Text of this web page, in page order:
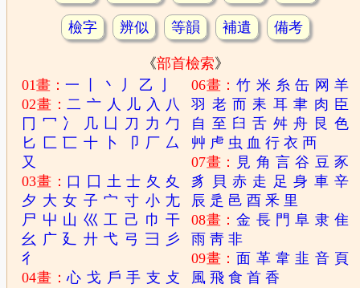
檢字 辨似 等韻 補遺 備考
《部首檢索》
01畫：一 丶 丿 乙
02畫：二 亠 人 儿 入 八
冂 冖 冫 几 凵 刀 力 勹
匕 匚 匸 十 卜 卩 厂 厶
又
03畫： 口 囗 土 士 夂 夊
夕 大 女 子 宀 寸 小 尢
尸 屮 山 巛 工 己 巾 干
幺 广 廴 廾 弋 弓 彐
彡
彳
04畫：心 戈 戶 手 支 攴
06畫：竹 米 糸 缶 网 羊
羽 老 而 耒 耳 聿 肉 臣
自 至 臼 舌 舛 舟 艮 色
艸 虍 虫 血 行 衣 襾
07畫： 見 角 言 谷 豆 豕
豸
貝 赤 走 足 身 車 辛
辰 辵 邑 酉 釆 里
08畫：金 長 門 阜 隶 隹
雨 靑 非
09畫： 面 革 韋 韭 音 頁
風 飛 食 首 香